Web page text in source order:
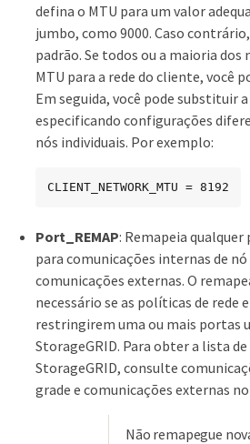
defina o MTU para um valor
jumbo, como 9000. Caso
padrão. Se todos ou a maioria dos
MTU para a rede do cliente, você
Em seguida, você pode substituir
especificando configurações
nós individuais. Por exemplo:
CLIENT_NETWORK_MTU = 8192
Port_REMAP: Remapeia
para comunicações internas de nó
comunicações externas. O
necessário se as políticas de rede
restringirem uma ou mais portas
StorageGRID. Para obter a lista
StorageGRID, consulte
grade e comunicações externas no
Não remapegue